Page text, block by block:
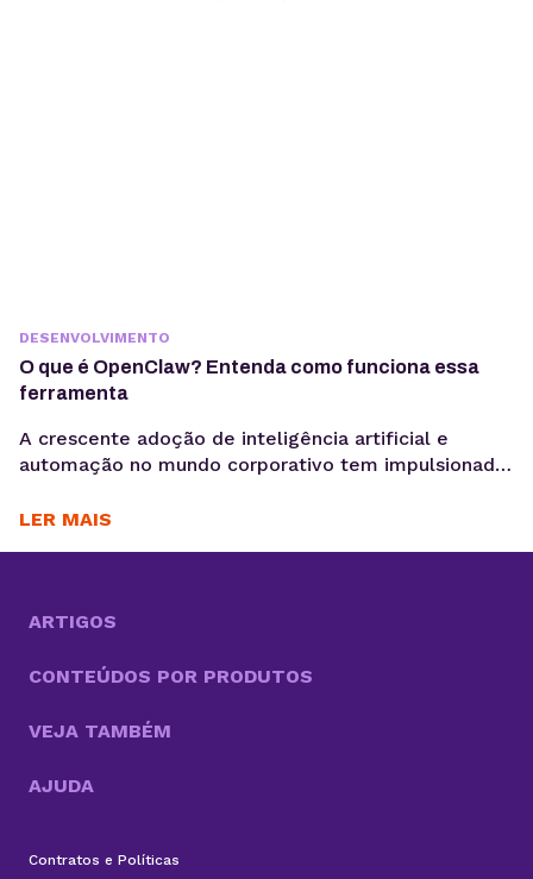
DESENVOLVIMENTO
O que é OpenClaw? Entenda como funciona essa
ferramenta
A crescente adoção de inteligência artificial e
automação no mundo corporativo tem impulsionado
coleta, análise e ativação de dados, exatamente o
aproximar do...
LER MAIS
ARTIGOS
CONTEÚDOS POR PRODUTOS
VEJA TAMBÉM
AJUDA
Contratos e Políticas